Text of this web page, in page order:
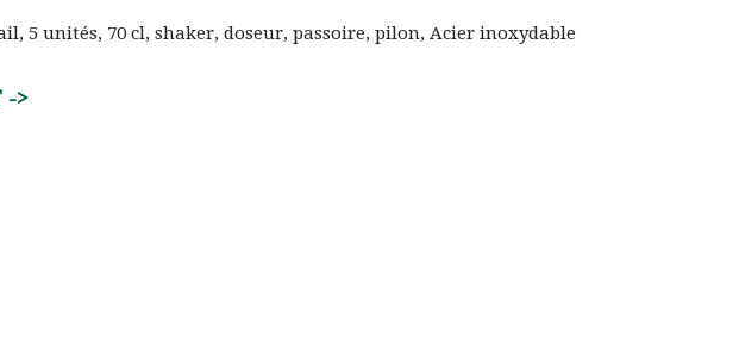
5 unités, 70 cl, shaker, doseur, passoire, pilon, Acier inoxydable